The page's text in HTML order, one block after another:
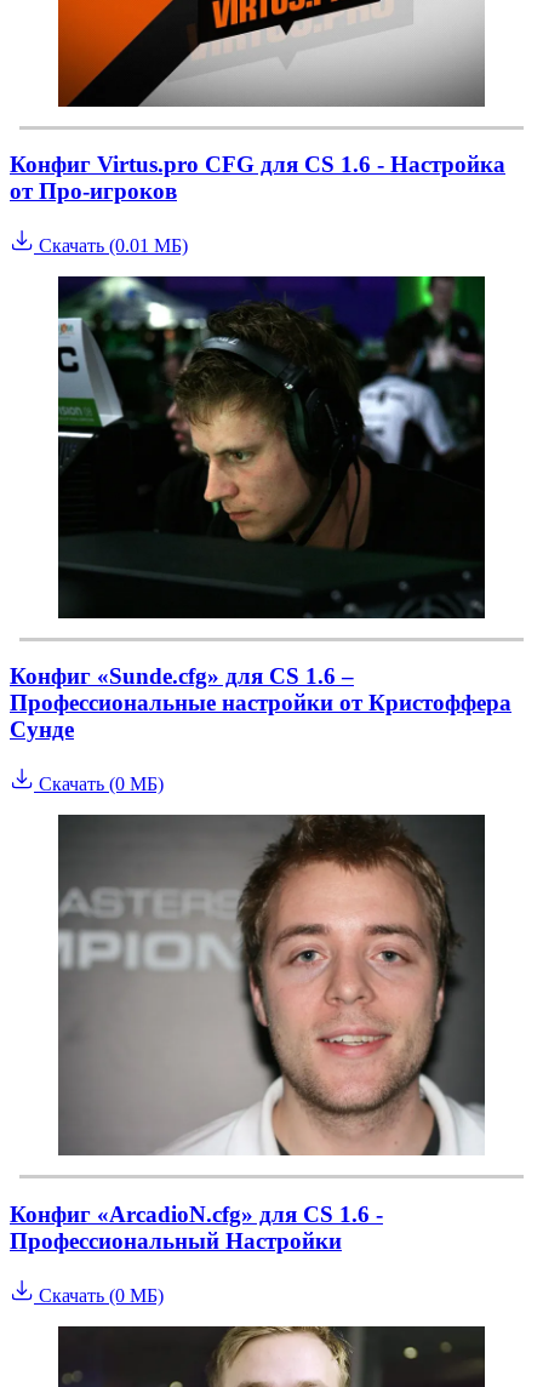
Конфиг Virtus.pro CFG для CS 1.6 - Настройка
от Про-игроков
Скачать (0.01 МБ)
Конфиг «Sunde.cfg» для CS 1.6 –
Профессиональные настройки от Кристоффера
Сунде
Скачать (0 МБ)
Конфиг «ArcadioN.cfg» для CS 1.6 -
Профессиональный Настройки
Скачать (0 МБ)